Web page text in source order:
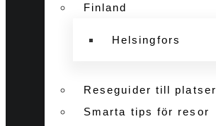
Finland
Helsingfors
Reseguider till platser
Smarta tips för resor